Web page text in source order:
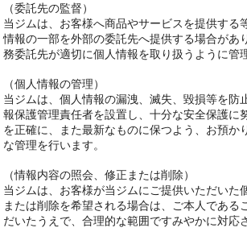
（委託先の監督）
当ジムは、お客様へ商品やサービスを提供する
情報の一部を外部の委託先へ提供する場合があ
務委託先が適切に個人情報を取り扱うように管
（個人情報の管理）
当ジムは、個人情報の漏洩、滅失、毀損等を防
報保護管理責任者を設置し、十分な安全保護に
を正確に、また最新なものに保つよう、お預か
な管理を行います。
（情報内容の照会、修正または削除）
当ジムは、お客様が当ジムにご提供いただいた
または削除を希望される場合は、ご本人である
だいたうえで、合理的な範囲ですみやかに対応